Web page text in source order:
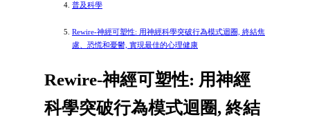
普及科學
Rewire-神經可塑性: 用神經科學突破行為模式迴圈, 終結焦
慮、恐慌和憂鬱, 實現最佳的心理健康
Rewire-神經可塑性: 用神經
科學突破行為模式迴圈, 終結